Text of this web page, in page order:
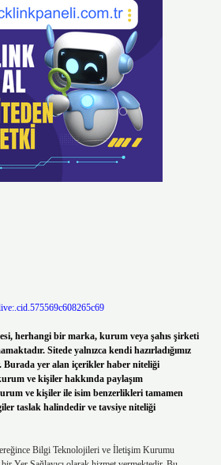
herhangi bir marka, kurum veya şahıs şirketi
Sitede yalnızca kendi hazırladığımız
Burada yer alan içerikler haber niteliği
ve kişiler hakkında paylaşım
ve kişiler ile isim benzerlikleri tamamen
taslak halindedir ve tavsiye niteliği
Bilgi Teknolojileri ve İletişim Kurumu